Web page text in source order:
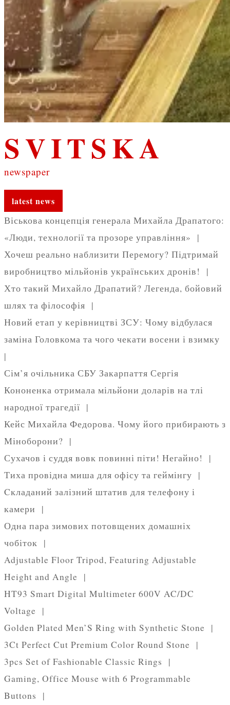
SVITSKA
newspaper
latest news
Віськова концепція генерала Михайла Драпатого:
«Люди, технології та прозоре управління» |
Хочеш реально наблизити Перемогу? Підтримай
виробництво мільйонів українських дронів! |
Хто такий Михайло Драпатий? Легенда, бойовий
шлях та філософія |
Новий етап у керівництві ЗСУ: Чому відбулася
заміна Головкома та чого чекати восени і взимку
|
Сім’я очільника СБУ Закарпаття Сергія
Кононенка отримала мільйони доларів на тлі
народної трагедії |
Кейс Михайла Федорова. Чому його прибирають з
Міноборони? |
Сухачов і суддя вовк повинні піти! Негайно! |
Тиха провідна миша для офісу та геймінгу |
Cкладаний залізний штатив для телефону і
камери |
Одна пара зимових потовщених домашніх
чобіток |
Adjustable Floor Tripod, Featuring Adjustable
Height and Angle |
HT93 Smart Digital Multimeter 600V AC/DC
Voltage |
Golden Plated Men’S Ring with Synthetic Stone |
3Ct Perfect Cut Premium Color Round Stone |
3pcs Set of Fashionable Classic Rings |
Gaming, Office Mouse with 6 Programmable
Buttons |